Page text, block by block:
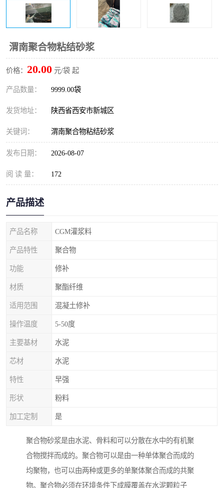
渭南聚合物粘结砂浆
价格： 20.00 元/袋 起
产品数量： 9999.00袋
发货地址： 陕西省西安市新城区
关键词： 渭南聚合物粘结砂浆
发布日期： 2026-08-07
阅 读 量： 172
产品描述
产品名称 CGM灌浆料
产品特性 聚合物
功能 修补
材质 聚酯纤维
适用范围 混凝土修补
操作温度 5-50度
主要基材 水泥
芯材 水泥
特性 早强
形状 粉料
加工定制 是
聚合物砂浆是由水泥、骨料和可以分散在水中的有机聚
合物搅拌而成的。聚合物可以是由一种单体聚合而成的
均聚物，也可以由两种或更多的单聚体聚合而成的共聚
物。聚合物必须在环境条件下成膜覆盖在水泥颗粒子
碳布胶
融雪剂